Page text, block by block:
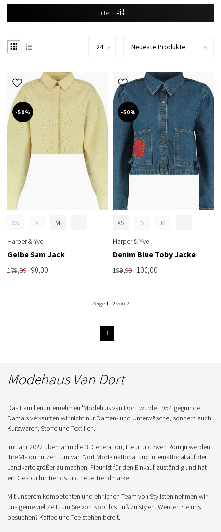
Filter
-50%
XS S M L
Harper & Yve
Gelbe Sam Jack
179,99 90,00
-50%
XS S M L
Harper & Yve
Denim Blue Toby Jacke
199,99 100,00
Zeige 1 - 2 von 2
1
Modehaus Van Dort
Das Familienunternehmen 'Modehuis van Dort' wurde 1954 gegründet.
Damals verkauften wir nicht nur Damen- und Unterwäsche, sondern auch
Kurzwaren, Stoffe und Textilien.
Im Jahr 2022 übernahm die 3. Generation, Fleur und Sven Romijn werden
ihre Vision nutzen, um Van Dort Mode national und international auf der
Landkarte größer zu machen. Fleur ist für den Einkauf zuständig und hat
ein Gespür für Trends und neue Trendmarke
Mit unserem kompetenten und ehrlichen Team von Stylisten nehmen wir
uns gerne viel Zeit, um Sie von Kopf bis Fuß zu stylen. Werden Sie uns
besuchen? Kaffee und Tee stehen bereit.